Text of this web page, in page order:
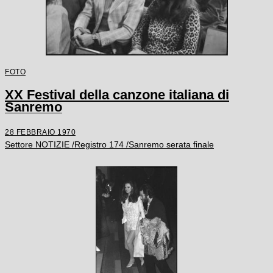
FOTO
XX Festival della canzone italiana di
Sanremo
28 FEBBRAIO 1970
Settore NOTIZIE /Registro 174 /Sanremo serata finale